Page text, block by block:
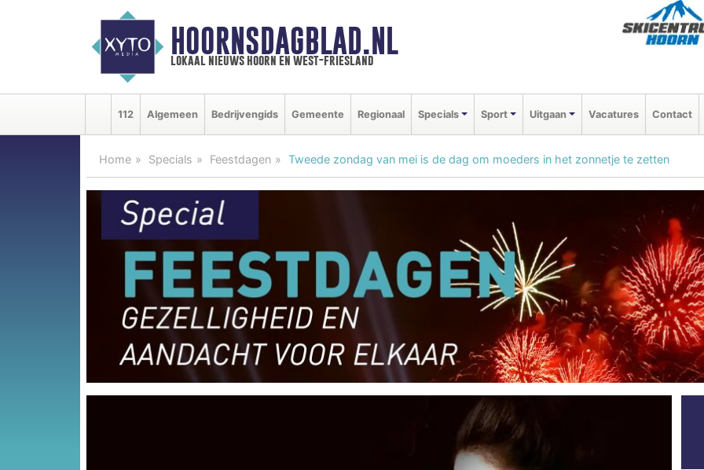
HOORNSDAGBLAD.NL
lokaal nieuws hoorn en west-friesland
112 Algemeen Bedrijvengids Gemeente Regionaal Specials Sport Uitgaan Vacatures Contact
Home Specials Feestdagen Tweede zondag van mei is de dag om moeders in het zonnetje te zetten